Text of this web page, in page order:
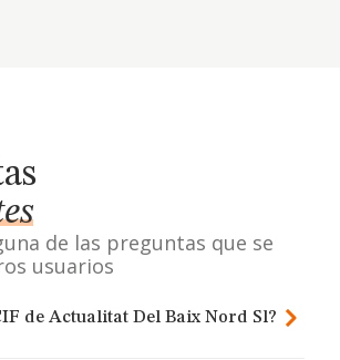
de las preguntas que se
usuarios
de Actualitat Del Baix Nord Sl?